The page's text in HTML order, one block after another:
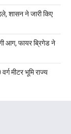
शासन ने जारी किए
आग, फायर ब्रिगेड ने
मीटर भूमि राज्य